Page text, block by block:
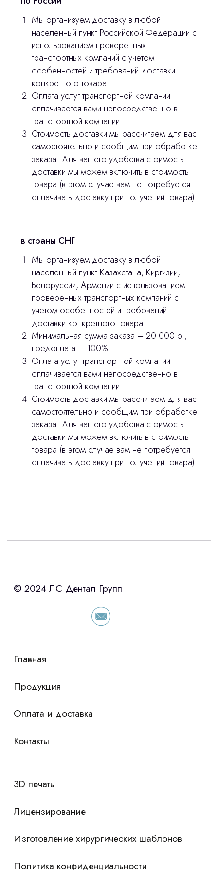
Мы организуем доставку в любой
населенный пункт Российской Федерации с
использованием проверенных
транспортных компаний с учетом
особенностей и требований доставки
конкретного товара.
Оплата услуг транспортной компании
оплачивается вами непосредственно в
транспортной компании.
Стоимость доставки мы рассчитаем для вас
самостоятельно и сообщим при обработке
заказа. Для вашего удобства стоимость
доставки мы можем включить в стоимость
товара (в этом случае вам не потребуется
оплачивать доставку при получении товара).
в страны СНГ
Мы организуем доставку в любой
населенный пункт Казахстана, Киргизии,
Белоруссии, Армении с использованием
проверенных транспортных компаний с
учетом особенностей и требований
доставки конкретного товара.
Минимальная сумма заказа – 20 000 р.,
предоплата – 100%
Оплата услуг транспортной компании
оплачивается вами непосредственно в
транспортной компании.
Стоимость доставки мы рассчитаем для вас
самостоятельно и сообщим при обработке
заказа. Для вашего удобства стоимость
доставки мы можем включить в стоимость
товара (в этом случае вам не потребуется
оплачивать доставку при получении товара).
Интересует лизинг?
«Уралпромлизинг» подберем выгодные
условия по лизингу оборудования,
просто оставьте контакты чтобы мы
сориентировали по условиям
сделано stasicus